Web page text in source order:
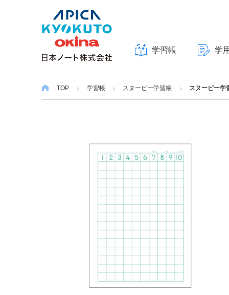
学習帳 学
TOP 学習帳 スヌーピー学習帳 スヌーピー学